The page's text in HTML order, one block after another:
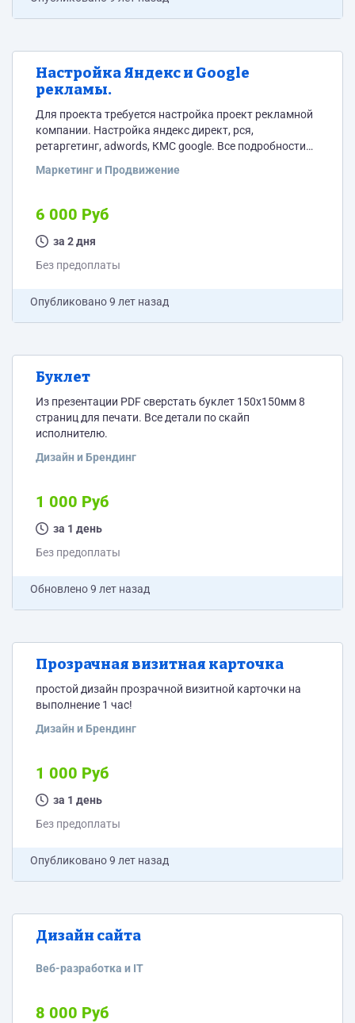
Настройка Яндекс и Google
рекламы.
Для проекта требуется настройка проект рекламной
компании. Настройка яндекс директ, рся,
ретаргетинг, adwords, КМС google. Все подробности
Маркетинг и Продвижение
6 000 Руб
за 2 дня
Без предоплаты
Опубликовано9 лет назад
Буклет
Из презентации PDF сверстать буклет 150x150мм 8
страниц для печати. Все детали по скайп
исполнителю.
Дизайн и Брендинг
1 000 Руб
за 1 день
Без предоплаты
Обновлено9 лет назад
Прозрачная визитная карточка
простой дизайн прозрачной визитной карточки на
выполнение 1 час!
Дизайн и Брендинг
1 000 Руб
за 1 день
Без предоплаты
Опубликовано9 лет назад
Дизайн сайта
Веб-разработка и IT
8 000 Руб